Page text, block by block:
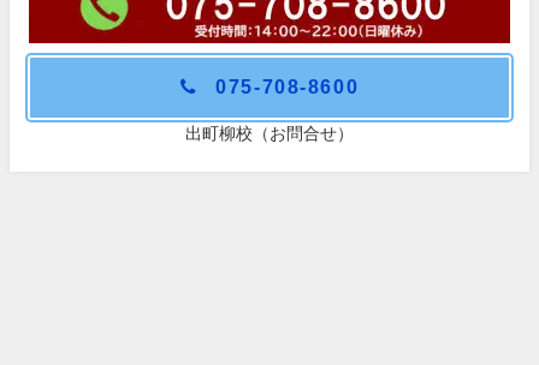
075-708-8600
出町柳校（お問合せ）